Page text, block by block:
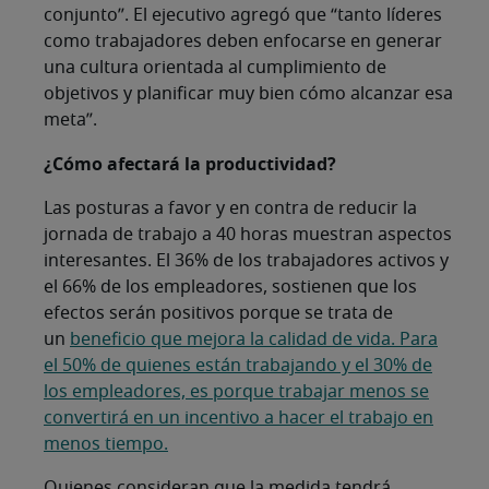
conjunto”. El ejecutivo agregó que “tanto líderes
como trabajadores deben enfocarse en generar
una cultura orientada al cumplimiento de
objetivos y planificar muy bien cómo alcanzar esa
meta”.
¿Cómo afectará la productividad?
Las posturas a favor y en contra de reducir la
jornada de trabajo a 40 horas muestran aspectos
interesantes. El 36% de los trabajadores activos y
el 66% de los empleadores, sostienen que los
efectos serán positivos porque se trata de
un beneficio que mejora la calidad de vida. Para
el 50% de quienes están trabajando y el 30% de
los empleadores, es porque trabajar menos se
convertirá en un incentivo a hacer el trabajo en
menos tiempo.